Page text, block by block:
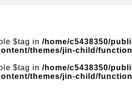
$tag in /home/c5438350/
themes/jin-child/
$tag in /home/c5438350/
themes/jin-child/